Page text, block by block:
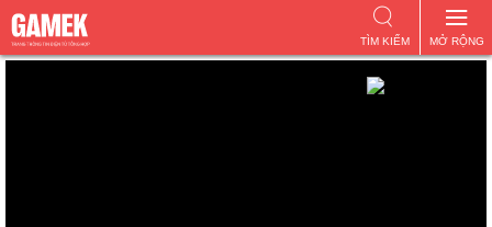
MỞ RỘNG
TÌM KIẾM